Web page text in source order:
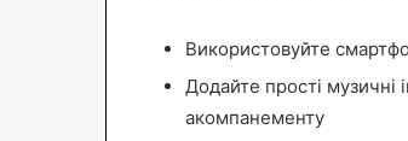
Використовуйте
Додайте прості музичні
акомпанементу